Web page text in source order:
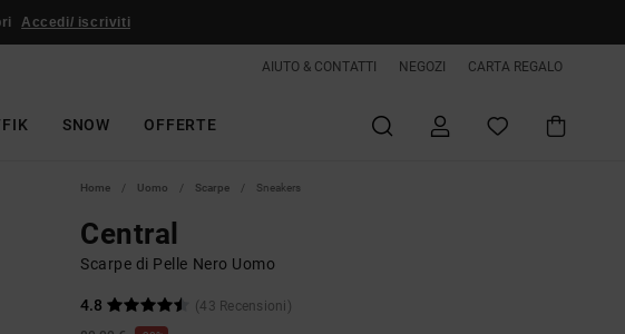
Accedi/ iscriviti
AIUTO & CONTATTI NEGOZI CARTA REGALO
SNOW OFFERTE
Home Uomo Scarpe Sneakers
Central
Scarpe di Pelle Nero Uomo
4.8
(43 Recensioni)